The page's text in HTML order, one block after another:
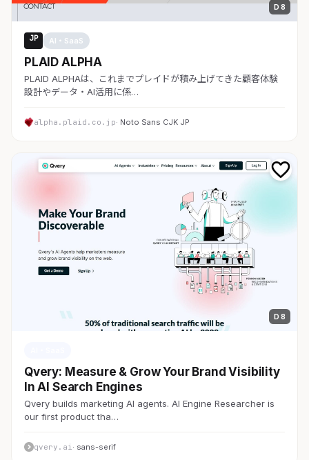
D 8
JP AI・SaaS
PLAID ALPHA
PLAID ALPHAは、これまでプレイドが積み上げてきた顧客体験
設計やデータ・AI活用に係…
alpha.plaid.co.jp· Noto Sans CJK JP
D 8
Qvery: Measure & Grow Your Brand Visibility
In AI Search Engines
Qvery builds marketing AI agents. AI Engine Researcher is
our first product tha…
qvery.ai· sans-serif